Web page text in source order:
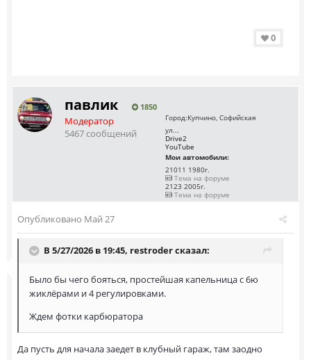
0
павлик 1850
Модератор
5467 сообщений
Город:Купчино, Софийская
ул...
Drive2
YouTube
Мои автомобили:
21011 1980г.
Тема на форуме
2123 2005г.
Тема на форуме
Опубликовано Май 27
В 5/27/2026 в 19:45, restroderсказал:
Было бы чего бояться, простейшая капельница с 6ю
жиклёрами и 4 регулировками.
Ждем фотки карбюратора
Да пусть для начала заедет в клубный гараж, там заодно